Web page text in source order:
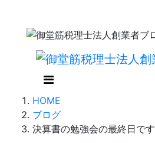
HOME
ブログ
決算書の勉強会の最終日です